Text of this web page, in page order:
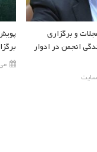
می 1,
و برگزاری
انجمن در ادوار